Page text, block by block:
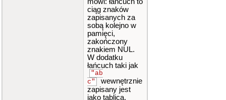
mówi: łańcuch to
ciąg znaków
zapisanych za
sobą kolejno w
pamięci,
zakończony
znakiem NUL.
W dodatku
łańcuch taki jak
"ab
c"
wewnętrznie
zapisany jest
jako tablica.